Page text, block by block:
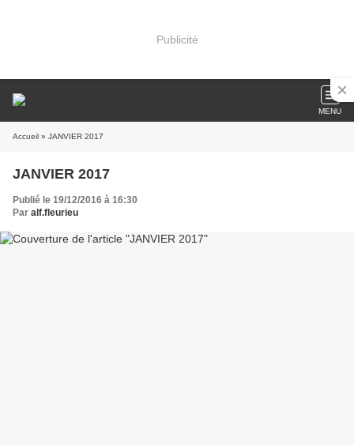
Publicité
MENU
Accueil » JANVIER 2017
JANVIER 2017
Publié le 19/12/2016 à 16:30
Par alf.fleurieu